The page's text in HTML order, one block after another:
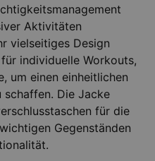
Aktivitäten
vielseitiges Design
individuelle Workouts,
um einen einheitlichen
schaffen. Die Jacke
für die
Gegenständen